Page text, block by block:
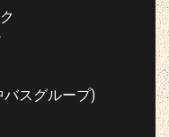
スグループ)